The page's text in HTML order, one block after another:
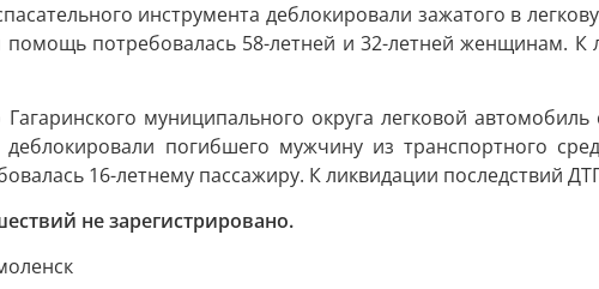
инструмента деблокировали зажатого в
потребовалась 58-летней и 32-летней женщинам.
муниципального округа легковой
деблокировали погибшего мужчину из транспортного
16-летнему пассажиру. К ликвидации последствий
не зарегистрировано.